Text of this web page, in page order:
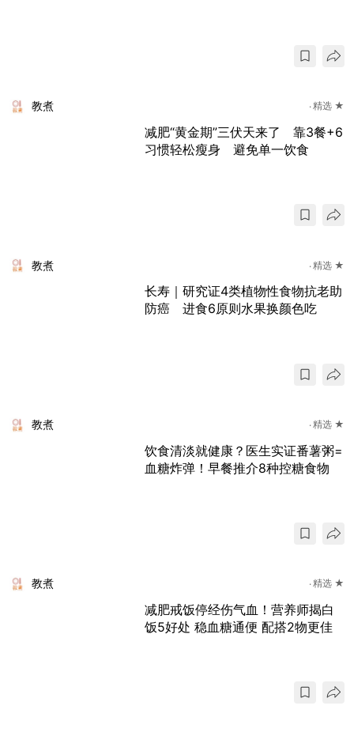
教煮 精选 ★
减肥“黄金期”三伏天来了 靠3餐+6
习惯轻松瘦身 避免单一饮食
教煮 精选 ★
长寿｜研究证4类植物性食物抗老助
防癌 进食6原则水果换颜色吃
教煮 精选 ★
饮食清淡就健康？医生实证番薯粥=
血糖炸弹！早餐推介8种控糖食物
教煮 精选 ★
减肥戒饭停经伤气血！营养师揭白
饭5好处 稳血糖通便 配搭2物更佳